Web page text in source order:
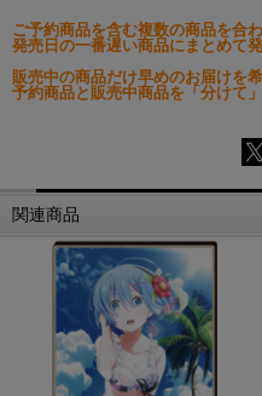
ご予約商品を含む複数の商品を合
発売日の一番遅い商品にまとめて発
販売中の商品だけ早めのお届けを
予約商品と販売中商品を「分けて
関連商品